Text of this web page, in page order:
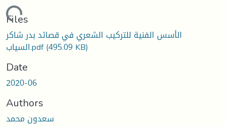
Files
الأسس الفنية للتركيب الشعري في قصائد بدر شاكر
السياب.pdf(495.09 KB)
Date
2020-06
Authors
سعدون محمد